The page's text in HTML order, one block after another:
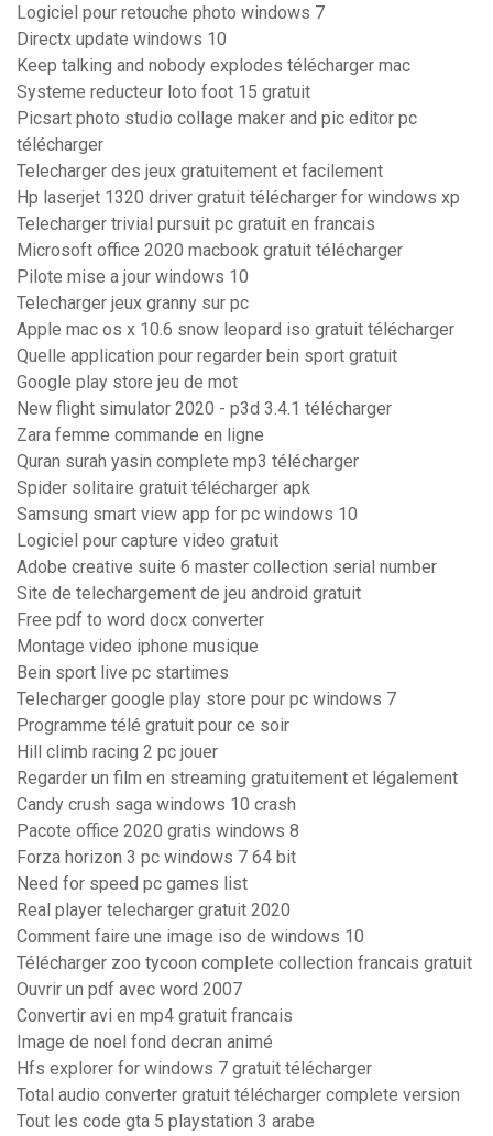
Logiciel pour retouche photo windows 7
Directx update windows 10
Keep talking and nobody explodes télécharger mac
Systeme reducteur loto foot 15 gratuit
Picsart photo studio collage maker and pic editor pc
télécharger
Telecharger des jeux gratuitement et facilement
Hp laserjet 1320 driver gratuit télécharger for windows xp
Telecharger trivial pursuit pc gratuit en francais
Microsoft office 2020 macbook gratuit télécharger
Pilote mise a jour windows 10
Telecharger jeux granny sur pc
Apple mac os x 10.6 snow leopard iso gratuit télécharger
Quelle application pour regarder bein sport gratuit
Google play store jeu de mot
New flight simulator 2020 - p3d 3.4.1 télécharger
Zara femme commande en ligne
Quran surah yasin complete mp3 télécharger
Spider solitaire gratuit télécharger apk
Samsung smart view app for pc windows 10
Logiciel pour capture video gratuit
Adobe creative suite 6 master collection serial number
Site de telechargement de jeu android gratuit
Free pdf to word docx converter
Montage video iphone musique
Bein sport live pc startimes
Telecharger google play store pour pc windows 7
Programme télé gratuit pour ce soir
Hill climb racing 2 pc jouer
Regarder un film en streaming gratuitement et légalement
Candy crush saga windows 10 crash
Pacote office 2020 gratis windows 8
Forza horizon 3 pc windows 7 64 bit
Need for speed pc games list
Real player telecharger gratuit 2020
Comment faire une image iso de windows 10
Télécharger zoo tycoon complete collection francais gratuit
Ouvrir un pdf avec word 2007
Convertir avi en mp4 gratuit francais
Image de noel fond decran animé
Hfs explorer for windows 7 gratuit télécharger
Total audio converter gratuit télécharger complete version
Tout les code gta 5 playstation 3 arabe